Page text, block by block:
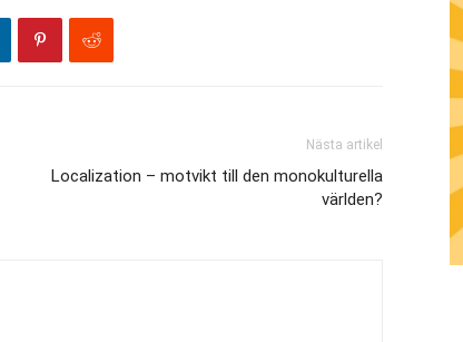
Nästa artikel
Localization – motvikt till den monokulturella
världen?